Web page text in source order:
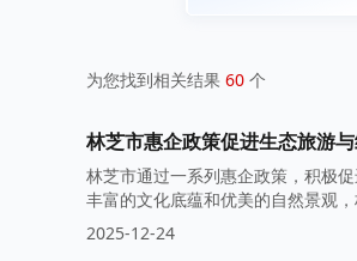
为您找到相关结果 60 个
林芝市惠企政策促进生态旅游
林芝市通过一系列惠企政策，积极
丰富的文化底蕴和优美的自然景观
2025-12-24